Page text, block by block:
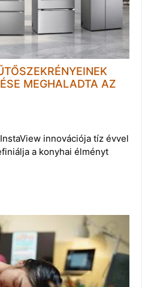
MEGHALADTA AZ
innovációja tíz évvel
a konyhai élményt